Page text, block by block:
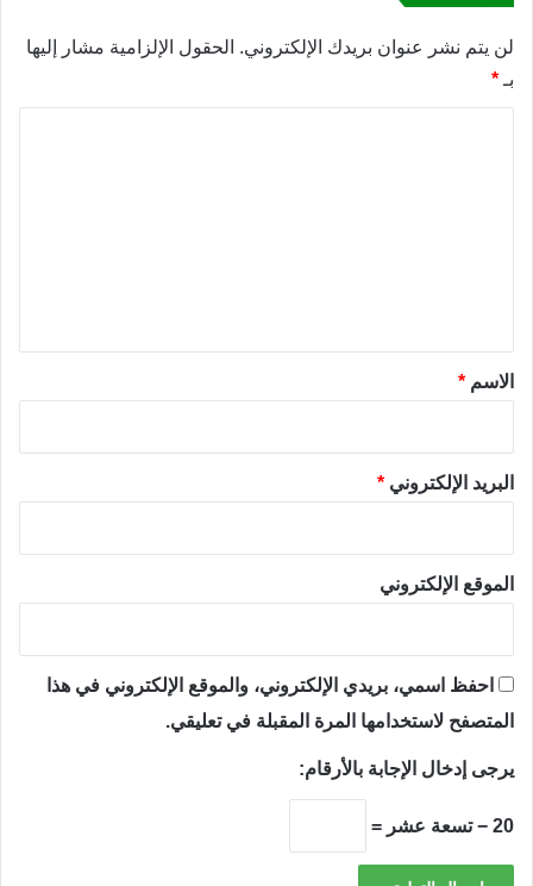
لن يتم نشر عنوان بريدك الإلكتروني. الحقول الإلزامية مشار إليها
بـ *
*الاسم *
البريد الإلكتروني *
الموقع الإلكتروني
احفظ اسمي، بريدي الإلكتروني، والموقع الإلكتروني في هذا
المتصفح لاستخدامها المرة المقبلة في تعليقي.
يرجى إدخال الإجابة بالأرقام:
20 − تسعة عشر =